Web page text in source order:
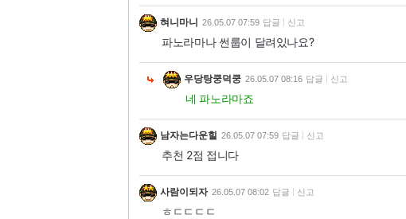
혀니마니 26.05.07 07:59 답글 신고
파노라마나 썬룹이 달려있나요?
우당탕쿵덕쿵 26.05.07 08:16 답글 신고
네 파노라마죠
남자는다운힐 26.05.07 07:59 답글 신고
추천 2점 접니다
사람이되자 26.05.07 08:02 답글 신고
ㅎㄷㄷㄷㄷ